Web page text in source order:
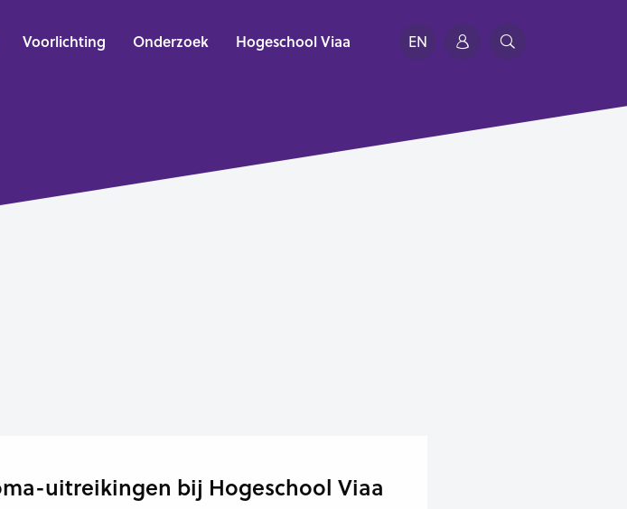
Voorlichting Onderzoek Hogeschool Viaa EN
uitreikingen bij Hogeschool Viaa